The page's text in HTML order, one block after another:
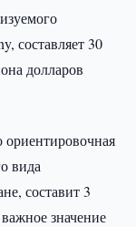
составляет 30
долларов
ориентировочная
вида
составит 3
значение